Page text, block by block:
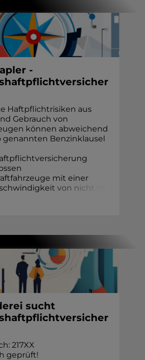
-
Haftpflichtrisiken aus
Gebrauch von
können abweichend
genannten Benzinklausel
mit einer
it von n ich t
sucht
217XX
geprüft!